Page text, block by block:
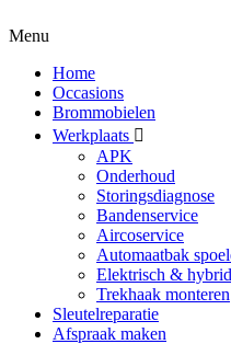
Menu
Home
Occasions
Brommobielen
Werkplaats
APK
Onderhoud
Storingsdiagnose
Bandenservice
Aircoservice
Automaatbak
Elektrisch &
Trekhaak monteren
Sleutelreparatie
Afspraak maken